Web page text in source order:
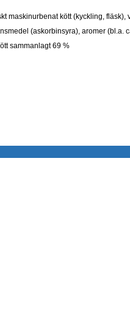
maskinurbenat kött (kyckling,
(askorbinsyra), aromer (bl.a.
sammanlagt 69 %